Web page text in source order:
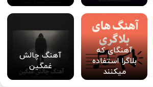
آهنگای که
بلاگرا استفاده
میکنند
آهنگ چالش
غمگین